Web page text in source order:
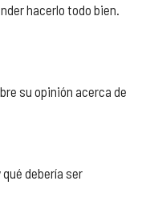
hacerlo todo bien.
su opinión acerca de
debería ser